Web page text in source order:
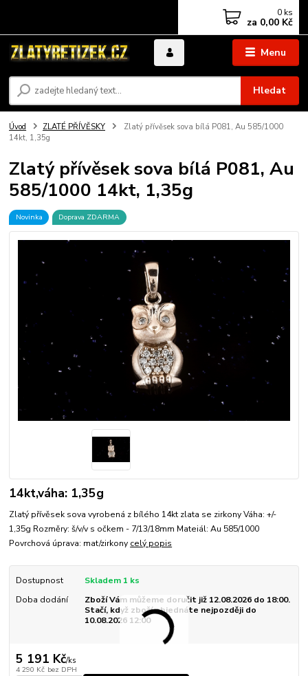
Menu
Hledat
0 ks
za 0,00 Kč
Úvod ZLATÉ PŘÍVĚSKY
Zlatý přívěsek sova bílá P081, Au 585/1000
14kt, 1,35g
Zlatý přívěsek sova bílá P081, Au
585/1000 14kt, 1,35g
Novinka Doprava ZDARMA
14kt,váha: 1,35g
Zlatý přívěsek sova vyrobená z bílého 14kt zlata se zirkony Váha: +/-
1,35g Rozměry: š/v/v s očkem - 7/13/18mm Mateiál: Au 585/1000
Povrchová úprava: mat/zirkony celý popis
Dostupnost
Skladem 1 ks
Doba dodání
Zboží Vám můžeme doručit již 12.08.2026 do 18:00.
Stačí, když zboží objednáte nejpozději do
10.08.2026 12:00
5 191 Kč/ks
4 290 Kč bez DPH